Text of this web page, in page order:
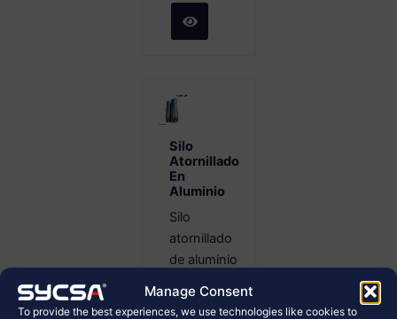
Manage Consent
To provide the best experiences, we use technologies like cookies to
Silo
Atornillado
En
Aluminio
Silo
atornillado
de aluminio
almacenamiento